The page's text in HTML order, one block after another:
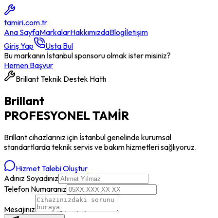
tamiri.com.tr
Ana SayfaMarkalarHakkımızdaBlogİletişim
Giriş Yap
Usta Bul
Bu markanın İstanbul sponsoru olmak ister misiniz?
Hemen Başvur
BrillantTeknik Destek Hattı
Brillant
PROFESYONELTAMİR
Brillantcihazlarınız için İstanbul genelinde kurumsal
standartlarda teknik servis ve bakım hizmetleri sağlıyoruz.
Hizmet Talebi Oluştur
Adınız Soyadınız
Telefon Numaranız
Mesajınız